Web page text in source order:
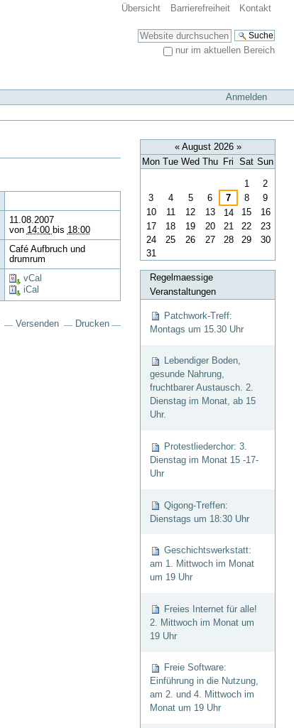
Übersicht Barrierefreiheit Kontakt
Website durchsuchen
nur im aktuellen Bereich
Anmelden
11.08.2007
von 14:00 bis 18:00
Café Aufbruch und
drumrum
vCal
iCal
Versenden Drucken
«August 2026 »
Mon Tue Wed Thu Fri Sat Sun
1
2
3
4 5 6 7 8
9
10
11 12 13 14 15
16
17
18 19 20 21 22
23
24
25 26 27 28 29
30
31
Regelmaessige
Veranstaltungen
Patchwork-Treff:
Montags um 15.30 Uhr
Lebendiger Boden,
gesunde Nahrung,
fruchtbarer Austausch. 2.
Dienstag im Monat, ab 15
Uhr.
Protestliederchor: 3.
Dienstag im Monat 15 -17-
Uhr
Qigong-Treffen:
Dienstags um 18:30 Uhr
Geschichtswerkstatt:
am 1. Mittwoch im Monat
um 19 Uhr
Freies Internet für alle!
2. Mittwoch im Monat um
19 Uhr
Freie Software:
Einführung in die Nutzung,
am 2. und 4. Mittwoch im
Monat um 19 Uhr